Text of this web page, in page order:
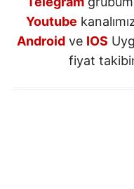
Youtube
Androidve IOS
fiyat